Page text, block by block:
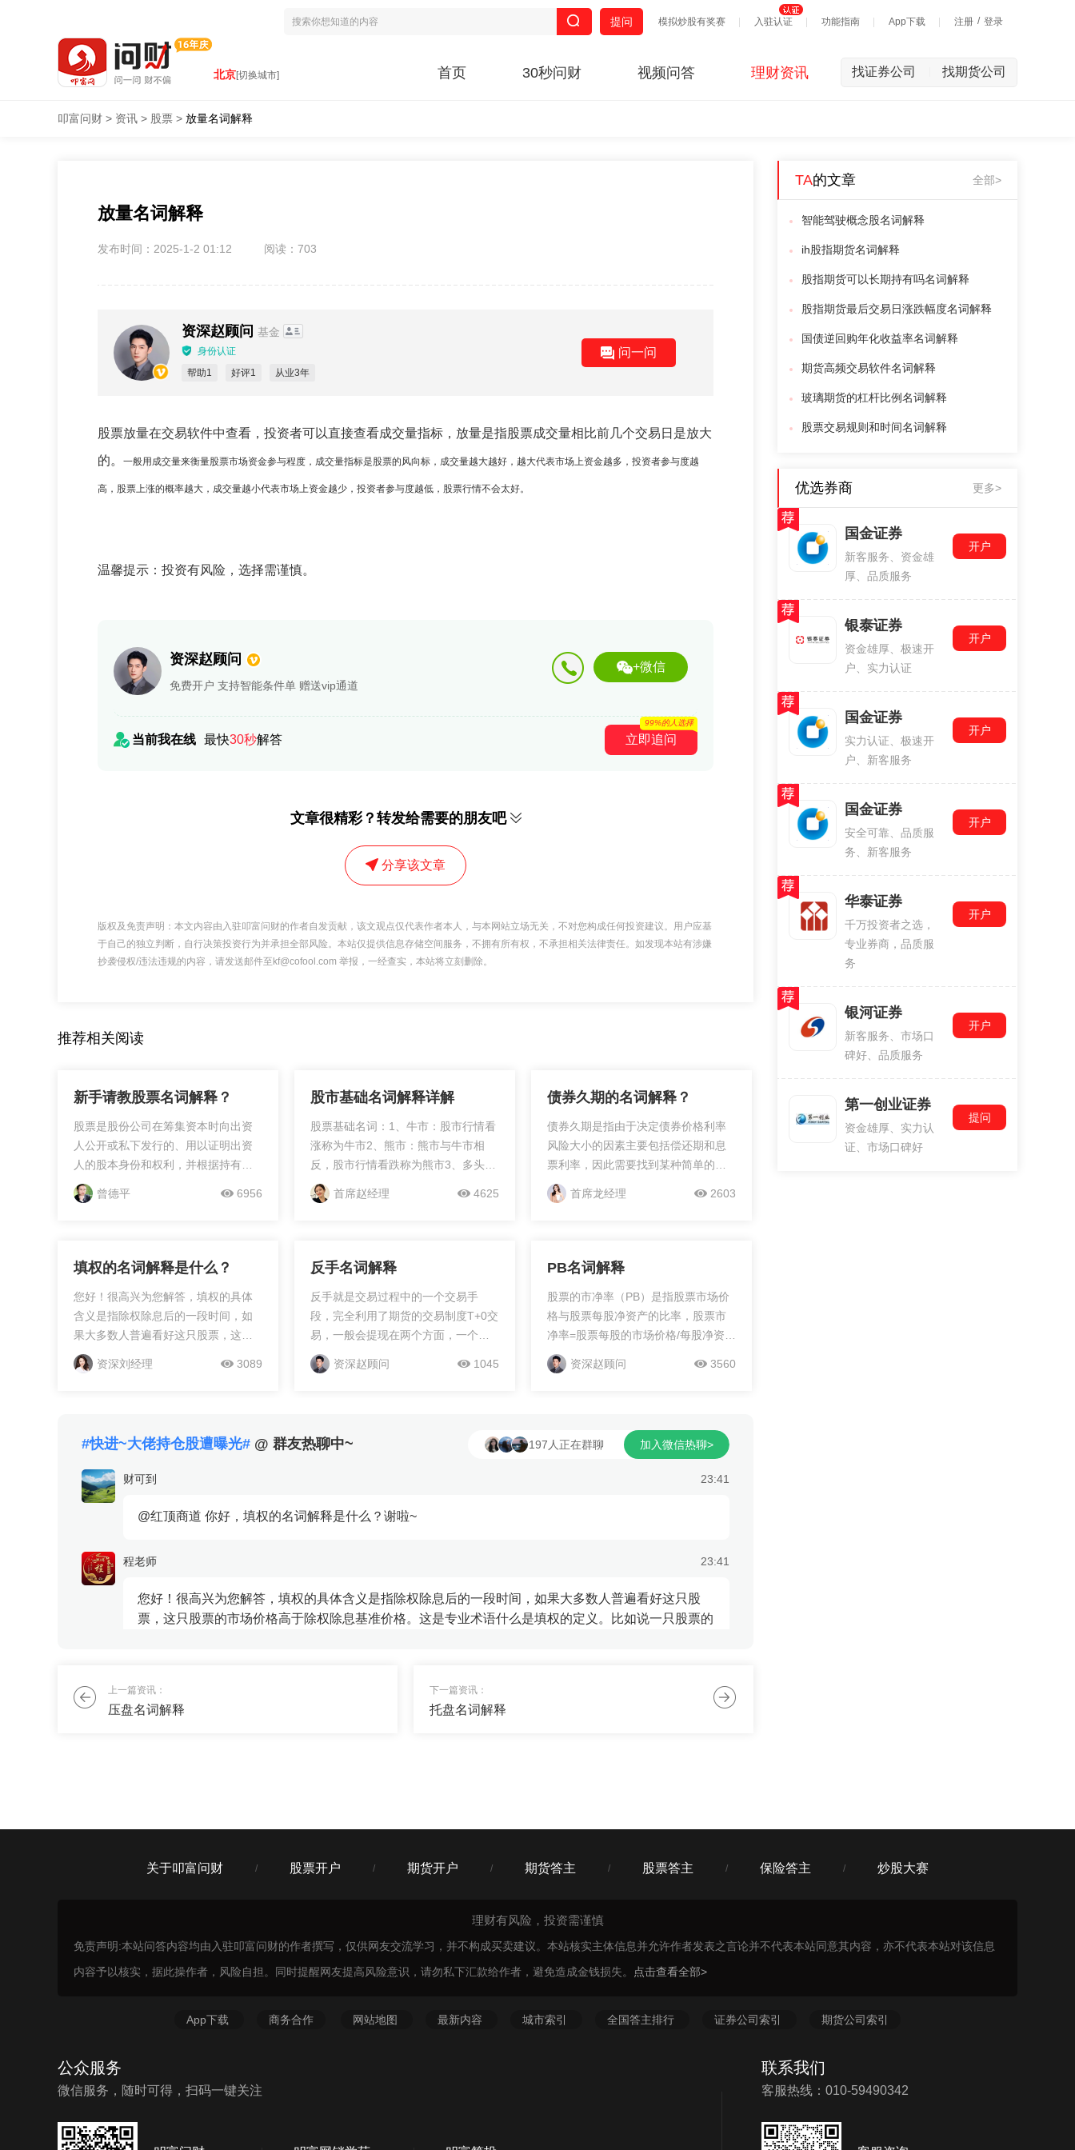
模拟炒股有奖赛 入驻认证 功能指南 App下载 注册 / 登录
提问
北京[切换城市] 首页 30秒问财 视频问答 理财资讯 找证券公司 找期货公司
叩富问财 > 资讯 > 股票 > 放量名词解释
放量名词解释
发布时间：2025-1-2 01:12 阅读：703
资深赵顾问 基金
身份认证
帮助1
好评1 从业3年
问一问
股票放量在交易软件中查看，投资者可以直接查看成交量指标，放量是指股票成交量相比前几个交易日是放大
的。
一般用成交量来衡量股票市场资金参与程度，成交量指标是股票的风向标，成交量越大越好，越大代表市场上资金越多，投资者参与度越
高，股票上涨的概率越大，成交量越小代表市场上资金越少，投资者参与度越低，股票行情不会太好。
温馨提示：投资有风险，选择需谨慎。
资深赵顾问
免费开户 支持智能条件单 赠送vip通道
+微信
当前我在线 最快30秒解答 立即追问
99%的人选择
文章很精彩？转发给需要的朋友吧
分享该文章
版权及免责声明：本文内容由入驻叩富问财的作者自发贡献，该文观点仅代表作者本人，与本网站立场无关，不对您构成任何投资建议。用户应基
于自己的独立判断，自行决策投资行为并承担全部风险。本站仅提供信息存储空间服务，不拥有所有权，不承担相关法律责任。如发现本站有涉嫌
抄袭侵权/违法违规的内容，请发送邮件至kf@cofool.com 举报，一经查实，本站将立刻删除。
推荐相关阅读
新手请教股票名词解释？
股票是股份公司在筹集资本时向出资
人公开或私下发行的、用以证明出资
人的股本身份和权利，并根据持有人
所持有的股份数享有权益和承担义务
的凭证。股票是一种有价证券，代表
曾德平 6956
股市基础名词解释详解
股票基础名词：1、牛市：股市行情看
涨称为牛市2、熊市：熊市与牛市相
反，股市行情看跌称为熊市3、多头。
多头市场多头是指投资者对股市看
好，预计股价将会看涨4、空头。空头
首席赵经理 4625
债券久期的名词解释？
债券久期是指由于决定债券价格利率
风险大小的因素主要包括偿还期和息
票利率，因此需要找到某种简单的方
法，准确直观地反映出债券价格的利
率风险程度。以上就是我的回答，希
首席龙经理 2603
填权的名词解释是什么？
您好！很高兴为您解答，填权的具体
含义是指除权除息后的一段时间，如
果大多数人普遍看好这只股票，这只
股票的市场价格高于除权除息基准价
格。这是专业术语什么是填权的定
资深刘经理 3089
反手名词解释
反手就是交易过程中的一个交易手
段，完全利用了期货的交易制度T+0交
易，一般会提现在两个方面，一个是
交易过程中，单方向发生了亏损，那
么交易者不想平仓割肉的情况下，同
之间的利润之后，无论涨或者跌，都
平掉，只留盈利的单子。另一方面提
现的就是行情快速转头，比如一段行
资深赵顾问 1045
PB名词解释
股票的市净率（PB）是指股票市场价
格与股票每股净资产的比率，股票市
净率=股票每股的市场价格/每股净资
产。上市公司股票的每股中含净资产
值高而每股市价低的股票，即市净率
低而每股市价高的股票，即市净率越
高的股票，其投资价值越低。理论上
资深赵顾问 3560
#快进~大佬持仓股遭曝光# @ 群友热聊中~
财可到 23:41
@红顶商道 你好，填权的名词解释是什么？谢啦~
程老师 23:41
您好！很高兴为您解答，填权的具体含义是指除权除息后的一段时间，如果大多数人普遍看好这只股
票，这只股票的市场价格高于除权除息基准价格。这是专业术语什么是填权的定义。比如说一只股票的
有没有什么复利增长的好办法，最好能省事，收益超过某宝的，帮忙推荐下~
197人正在群聊 加入微信热聊>
上一篇资讯：
压盘名词解释
下一篇资讯：
托盘名词解释
TA的文章 全部>
智能驾驶概念股名词解释
ih股指期货名词解释
股指期货可以长期持有吗名词解释
股指期货最后交易日涨跌幅度名词解释
国债逆回购年化收益率名词解释
期货高频交易软件名词解释
玻璃期货的杠杆比例名词解释
股票交易规则和时间名词解释
优选券商 更多>
国金证券
新客服务、资金雄
厚、品质服务
开户
银泰证券
资金雄厚、极速开
户、实力认证
开户
国金证券
实力认证、极速开
户、新客服务
开户
国金证券
安全可靠、品质服
务、新客服务
开户
华泰证券
千万投资者之选，
专业券商，品质服
务
开户
银河证券
新客服务、市场口
碑好、品质服务
开户
第一创业证券
资金雄厚、实力认
证、市场口碑好
提问
关于叩富问财 / 股票开户 / 期货开户 / 期货答主 / 股票答主 / 保险答主 / 炒股大赛
理财有风险，投资需谨慎
免责声明:本站问答内容均由入驻叩富问财的作者撰写，仅供网友交流学习，并不构成买卖建议。本站核实主体信息并允许作者发表之言论并不代表本站同意其内容，亦不代表本站对该信息
内容予以核实，据此操作者，风险自担。同时提醒网友提高风险意识，请勿私下汇款给作者，避免造成金钱损失。
点击查看全部>
App下载 商务合作 网站地图 最新内容 城市索引 全国答主排行 证券公司索引 期货公司索引
公众服务
微信服务，随时可得，扫码一键关注
联系我们
客服热线：010-59490342